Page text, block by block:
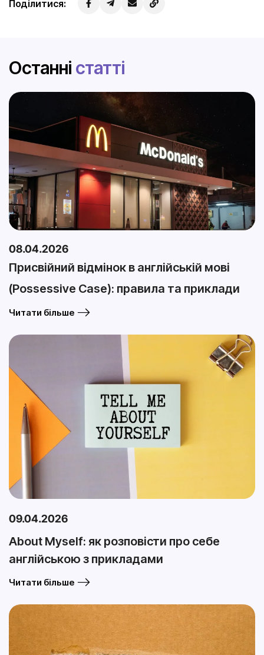
Поділитися:
Останні статті
08.04.2026
Присвійний відмінок в англійській мові
(Possessive Case): правила та приклади
Читати більше
09.04.2026
About Myself: як розповісти про себе
англійською з прикладами
Читати більше